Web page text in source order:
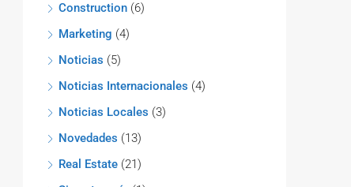
Construction (6)
Marketing (4)
Noticias (5)
Noticias Internacionales (4)
Noticias Locales (3)
Novedades (13)
Real Estate (21)